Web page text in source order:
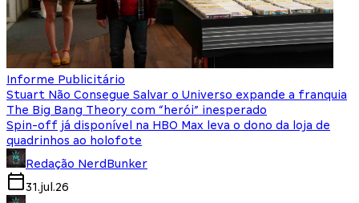
Informe Publicitário
Stuart Não Consegue Salvar o Universo expande a franquia
The Big Bang Theory com “herói” inesperado
Spin-off já disponível na HBO Max leva o dono da loja de
quadrinhos ao holofote
Redação NerdBunker
31.jul.26